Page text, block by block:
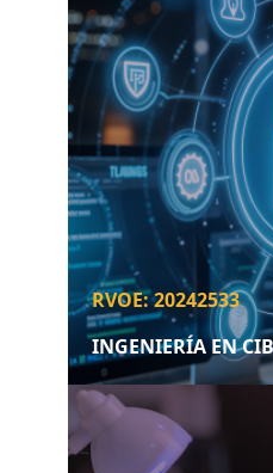
RVOE: 20242533
INGENIERÍA EN